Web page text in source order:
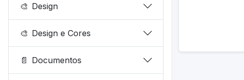
🎨 Design
🎨 Design e Cores
📄 Documentos